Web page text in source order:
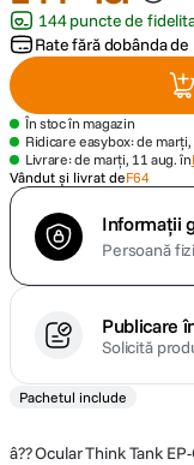
card
dji mic mini
9 dji osmo
144 puncte de
Rate fără dobânda de
În stoc în magazin
Ridicare easybox: de marți,
Livrare: de marți, 11 aug. în
Vândut și livrat deF64
Informații
Persoană
Publicare
Solicită
Pachetul include
â?? Ocular Think Tank